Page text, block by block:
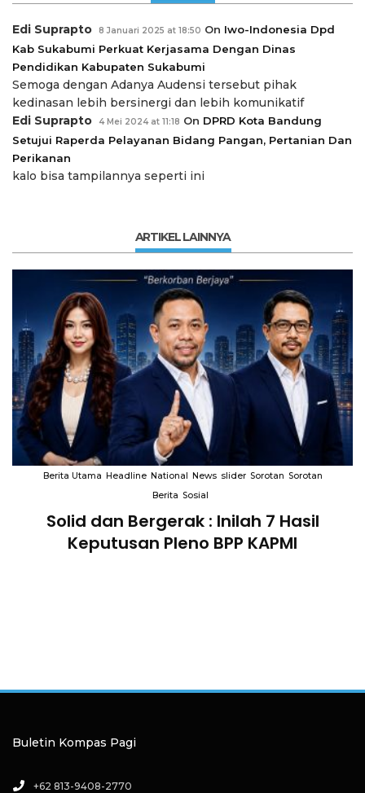
Edi Suprapto 8 Januari 2025 at 18:50 On Iwo-Indonesia Dpd
Kab Sukabumi Perkuat Kerjasama Dengan Dinas
Pendidikan Kabupaten Sukabumi
Semoga dengan Adanya Audensi tersebut pihak
kedinasan lebih bersinergi dan lebih komunikatif
Edi Suprapto
4 Mei 2024 at 11:18 On DPRD Kota Bandung
Setujui Raperda Pelayanan Bidang Pangan, Pertanian Dan
Perikanan
kalo bisa tampilannya seperti ini
ARTIKEL LAINNYA
Berita Utama Headline National News slider Sorotan Sorotan
Berita Sosial
Solid dan Bergerak : Inilah 7 Hasil
Keputusan Pleno BPP KAPMI
Buletin Kompas Pagi
+62 813-9408-2770